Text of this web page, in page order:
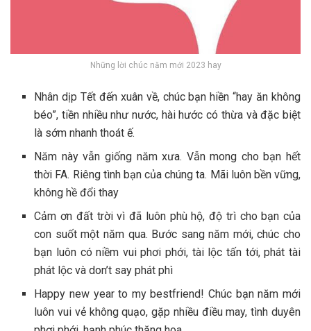
Những lời chúc năm mới 2023 hay
Nhân dịp Tết đến xuân về, chúc bạn hiền “hay ăn không
béo”, tiền nhiều như nước, hài hước có thừa và đặc biệt
là sớm nhanh thoát ế.
Năm này vẫn giống năm xưa. Vẫn mong cho bạn hết
thời FA. Riêng tình bạn của chúng ta. Mãi luôn bền vững,
không hề đổi thay
Cảm ơn đất trời vì đã luôn phù hộ, độ trì cho bạn của
con suốt một năm qua. Bước sang năm mới, chúc cho
bạn luôn có niềm vui phơi phới, tài lộc tấn tới, phát tài
phát lộc và don’t say phát phì
Happy new year to my bestfriend! Chúc bạn năm mới
luôn vui vẻ không quạo, gặp nhiều điều may, tình duyên